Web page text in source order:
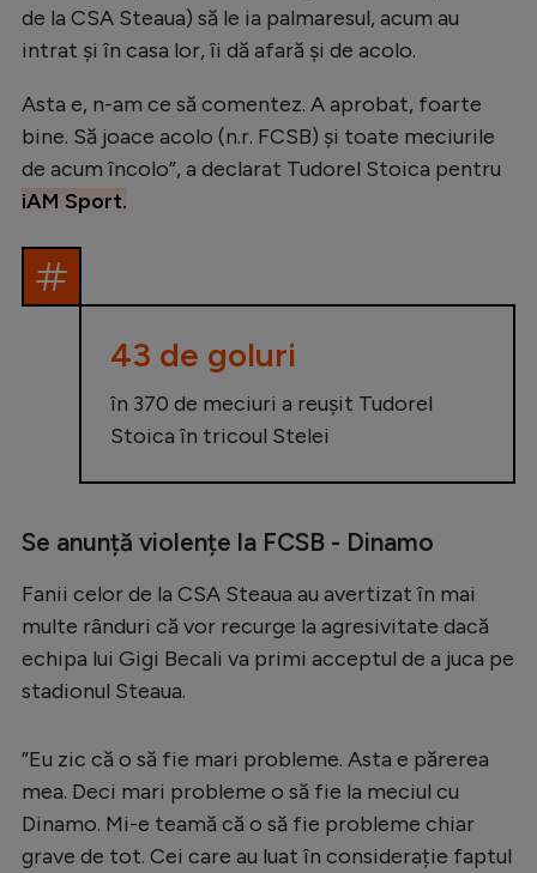
Gimnastică
Auto
Rugby
Intră în cont
Creează cont
de la CSA Steaua) să le ia palmaresul, acum au
intrat și în casa lor, îi dă afară și de acolo.
Asta e, n-am ce să comentez. A aprobat, foarte
bine. Să joace acolo (n.r. FCSB) și toate meciurile
de acum încolo”, a declarat Tudorel Stoica pentru
iAM Sport.
43 de goluri
în 370 de meciuri a reușit Tudorel
Stoica în tricoul Stelei
Se anunță violențe la FCSB - Dinamo
Fanii celor de la CSA Steaua au avertizat în mai
multe rânduri că vor recurge la agresivitate dacă
echipa lui Gigi Becali va primi acceptul de a juca pe
stadionul Steaua.
”Eu zic că o să fie mari probleme. Asta e părerea
mea. Deci mari probleme o să fie la meciul cu
Dinamo. Mi-e teamă că o să fie probleme chiar
grave de tot. Cei care au luat în considerație faptul